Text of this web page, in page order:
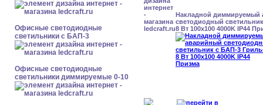
Офисные светодиодные
светильники с БАП-3
Офисные светодиодные
светильники диммируемые 0-10
Накладной диммируемый
светодиодный
8 Вт 100x100 4000K IP44